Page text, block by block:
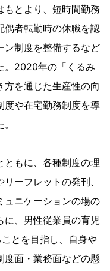
もとより、短時間勤務
偶者転勤時の休職を認
ン制度を整備するなど
。2020年の「くるみ
方を通じた生産性の向
度や在宅勤務制度を導
ともに、各種制度の理
ーフレットの発刊、
ュニケーションの場の
に、男性従業員の育児
とを目指し、自身や
度面・業務面などの懸